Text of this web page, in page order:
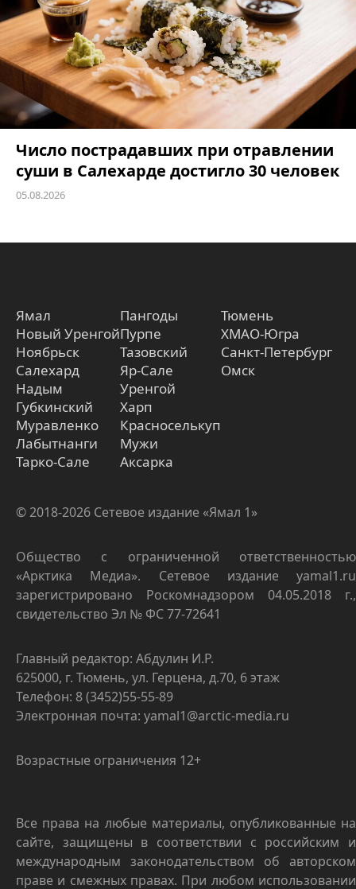
Число пострадавших при отравлении
суши в Салехарде достигло 30 человек
05.08.2026
Ямал
Новый Уренгой
Ноябрьск
Салехард
Надым
Губкинский
Муравленко
Лабытнанги
Тарко-Сале
Пангоды
Пурпе
Тазовский
Яр-Сале
Уренгой
Харп
Красноселькуп
Мужи
Аксарка
Тюмень
ХМАО-Югра
Санкт-Петербург
Омск
© 2018-2026 Сетевое издание «Ямал 1»
Общество с ограниченной ответственностью
«Арктика Медиа». Сетевое издание yamal1.ru
зарегистрировано Роскомнадзором 04.05.2018 г.,
свидетельство Эл № ФС 77-72641
Главный редактор: Абдулин И.Р.
625000, г. Тюмень, ул. Герцена, д.70, 6 этаж
Телефон: 8 (3452)55-55-89
Электронная почта: yamal1@arctic-media.ru
Возрастные ограничения 12+
Все права на любые материалы, опубликованные на
сайте, защищены в соответствии с российским и
международным законодательством об авторском
праве и смежных правах. При любом использовании